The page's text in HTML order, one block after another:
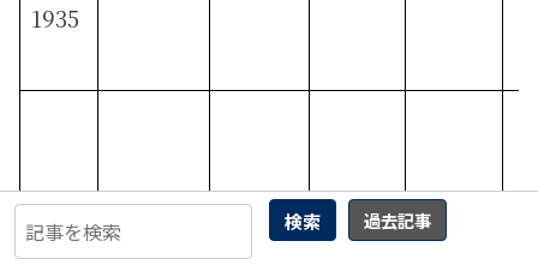
検索 過去記事
1935
密度